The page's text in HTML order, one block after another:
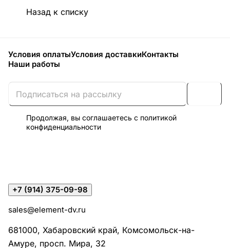
Назад к списку
Условия оплатыУсловия доставкиКонтакты
Наши работы
Продолжая, вы соглашаетесь с политикой
конфиденциальности
+7 (914) 375-09-98
sales@element-dv.ru
681000, Хабаровский край, Комсомольск-на-
Амуре, просп. Мира, 32